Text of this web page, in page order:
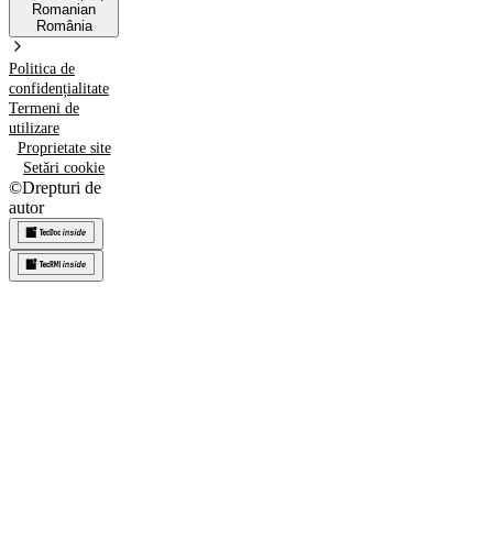
Romanian
România
Politica de
confidențialitate
Termeni de
utilizare
Proprietate site
Setări cookie
©Drepturi de
autor